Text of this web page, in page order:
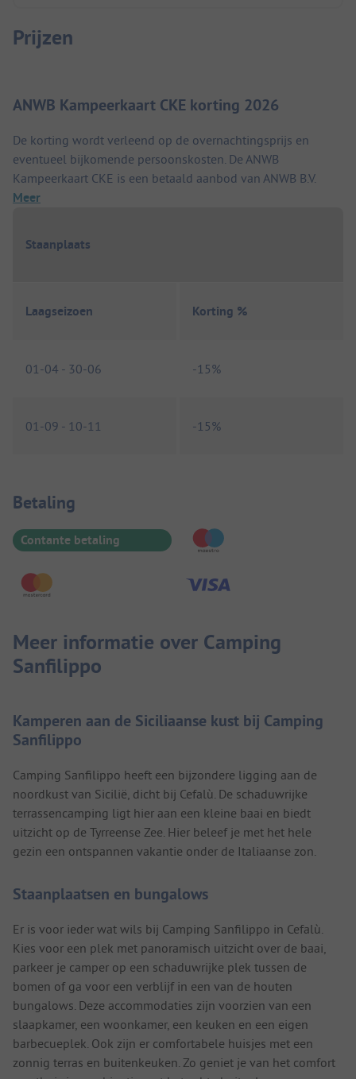
Prijzen
ANWB Kampeerkaart CKE korting 2026
De korting wordt verleend op de overnachtingsprijs en
eventueel bijkomende persoonskosten. De ANWB
Kampeerkaart CKE is een betaald aanbod van ANWB B.V.
Meer
Staanplaats
Laagseizoen Korting %
01-04 - 30-06 -15%
01-09 - 10-11 -15%
Betaalinformatie
Betaling
Contante betaling
Meer informatie over Camping
Sanfilippo
Kamperen aan de Siciliaanse kust bij Camping
Sanfilippo
Camping Sanfilippo heeft een bijzondere ligging aan de
noordkust van Sicilië, dicht bij Cefalù. De schaduwrijke
terrassencamping ligt hier aan een kleine baai en biedt
uitzicht op de Tyrreense Zee. Hier beleef je met het hele
gezin een ontspannen vakantie onder de Italiaanse zon.
Staanplaatsen en bungalows
Er is voor ieder wat wils bij Camping Sanfilippo in Cefalù.
Kies voor een plek met panoramisch uitzicht over de baai,
parkeer je camper op een schaduwrijke plek tussen de
bomen of ga voor een verblijf in een van de houten
bungalows. Deze accommodaties zijn voorzien van een
slaapkamer, een woonkamer, een keuken en een eigen
barbecueplek. Ook zijn er comfortabele huisjes met een
zonnig terras en buitenkeuken. Zo geniet je van het comfort